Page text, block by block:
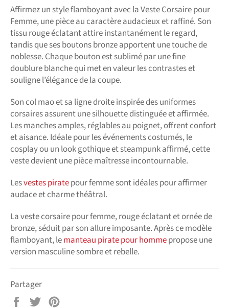
Affirmez un style flamboyant avec la Veste Corsaire pour
Femme, une pièce au caractère audacieux et raffiné. Son
tissu rouge éclatant attire instantanément le regard,
tandis que ses boutons bronze apportent une touche de
noblesse. Chaque bouton est sublimé par une fine
doublure blanche qui met en valeur les contrastes et
souligne l’élégance de la coupe.
Son col mao et sa ligne droite inspirée des uniformes
corsaires assurent une silhouette distinguée et affirmée.
Les manches amples, réglables au poignet, offrent confort
et aisance. Idéale pour les événements costumés, le
cosplay ou un look gothique et steampunk affirmé, cette
veste devient une pièce maîtresse incontournable.
Lesvestes piratepour femme sont idéales pour affirmer
audace et charme théâtral.
La veste corsaire pour femme, rouge éclatant et ornée de
bronze, séduit par son allure imposante. Après ce modèle
flamboyant, lemanteau pirate pour hommepropose une
version masculine sombre et rebelle.
Partager
PartagerTweeter